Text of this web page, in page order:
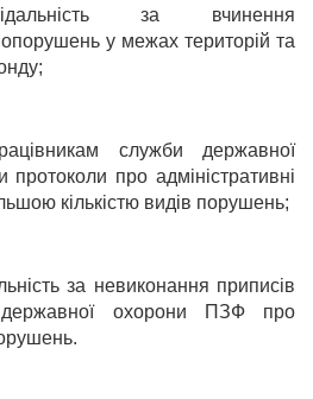
за вчинення
у межах територій та
служби державної
про адміністративні
кількістю видів порушень;
за невиконання приписів
державної охорони ПЗФ про